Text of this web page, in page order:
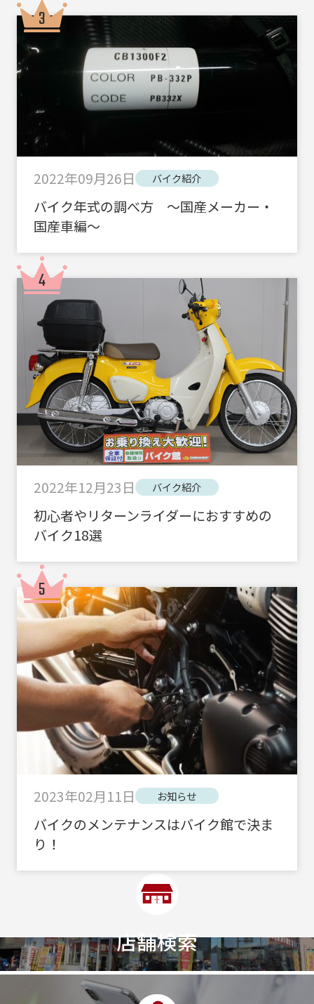
2022年09月26日 バイク紹介
バイク年式の調べ方 ～国産メーカー・
国産車編～
2022年12月23日 バイク紹介
初心者やリターンライダーにおすすめの
バイク18選
2023年02月11日 お知らせ
バイクのメンテナンスはバイク館で決ま
り！
店舗検索